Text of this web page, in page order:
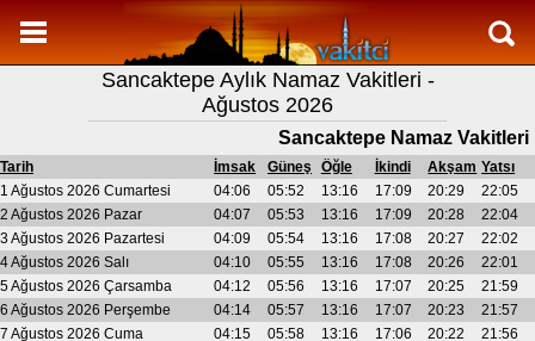
Namaz Vakitleri
Sancaktepe Aylık Namaz Vakitleri
Sancaktepe Ramazan imsakiyesi
Namaz Nasıl Kılınır?
Bilgi
İletişim
Sancaktepe Aylık Namaz Vakitleri -
Ağustos 2026
Sancaktepe Namaz Vakitleri
Tarih İmsak Güneş Öğle İkindi Akşam Yatsı
1 Ağustos 2026 Cumartesi
04:06 05:52 13:16 17:09 20:29
22:05
2 Ağustos 2026 Pazar
04:07 05:53 13:16 17:09 20:28
22:04
3 Ağustos 2026 Pazartesi
04:09 05:54 13:16 17:08 20:27
22:02
4 Ağustos 2026 Salı
04:10 05:55 13:16 17:08 20:26
22:01
5 Ağustos 2026 Çarsamba
04:12 05:56 13:16 17:07 20:25
21:59
6 Ağustos 2026 Perşembe
04:14 05:57 13:16 17:07 20:23
21:57
7 Ağustos 2026 Cuma
04:15 05:58 13:16 17:06 20:22
21:56